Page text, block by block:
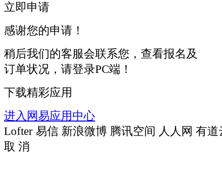
立即申请
感谢您的申请！
稍后我们的客服会联系您，查看报名及
订单状况，请登录PC端！
下载精彩应用
进入网易应用中心
Lofter 易信 新浪微博 腾讯空间 人人网 有道
取 消